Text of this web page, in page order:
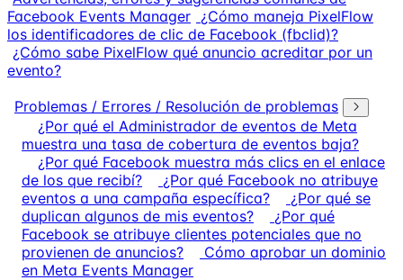
Facebook Events Manager ¿Cómo maneja PixelFlow
los identificadores de clic de Facebook (fbclid)?
¿Cómo sabe PixelFlow qué anuncio acreditar por un
evento?
Problemas / Errores / Resolución de problemas
¿Por qué el Administrador de eventos de Meta
muestra una tasa de cobertura de eventos baja?
¿Por qué Facebook muestra más clics en el enlace
de los que recibí?
¿Por qué Facebook no atribuye
eventos a una campaña específica?
¿Por qué se
duplican algunos de mis eventos?
¿Por qué
Facebook se atribuye clientes potenciales que no
provienen de anuncios?
Cómo aprobar un dominio
en Meta Events Manager